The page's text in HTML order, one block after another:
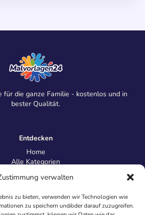
verwalten
zu bieten, verwenden wir Technologien wie
zu speichern und/oder darauf zuzugreifen.
für die ganze Familie - kostenlos und in
bester Qualität.
Entdecken
Home
Alle Kategorien
Information
Über uns
Kontakt